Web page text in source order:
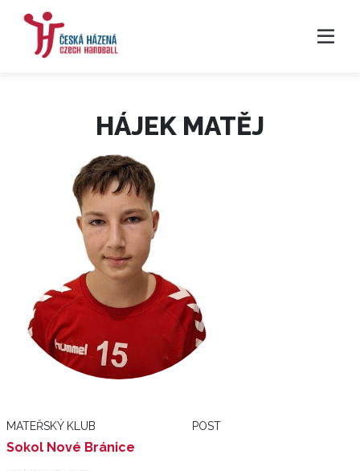
HÁJEK MATĚJ
MATEŘSKÝ KLUB
Sokol Nové Bránice
POST